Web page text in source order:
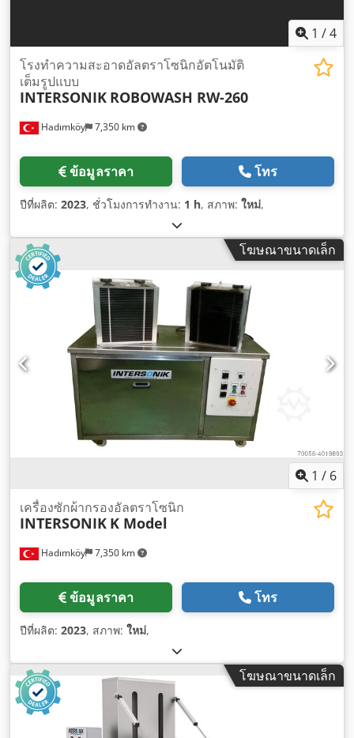
1 /4
Hadımköy 7,350 km
โรงทำความสะอาดอัลตราโซนิกอัตโนมัติ
เต็มรูปแบบ
INTERSONIK ROBOWASH RW-260
ข้อมูลราคา โทร
ปีที่ผลิต: 2023, ชั่วโมงการทำงาน: 1 h, สภาพ: ใหม่,
โฆษณาขนาดเล็ก
1 / 6
Hadımköy 7,350 km
เครื่องซักผ้ากรองอัลตราโซนิก
INTERSONIK K Model
ข้อมูลราคา โทร
ปีที่ผลิต: 2023, สภาพ: ใหม่,
โฆษณาขนาดเล็ก